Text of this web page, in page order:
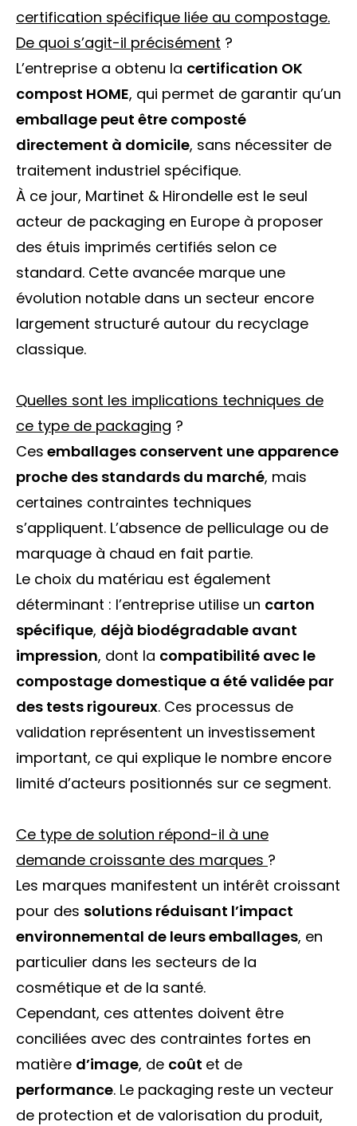
certification spécifique liée au compostage.
De quoi s’agit-il précisément ?
L’entreprise a obtenu la certification OK
compost HOME, qui permet de garantir qu’un
emballage peut être composté
directement à domicile, sans nécessiter de
traitement industriel spécifique.
À ce jour, Martinet & Hirondelle est le seul
acteur de packaging en Europe à proposer
des étuis imprimés certifiés selon ce
standard. Cette avancée marque une
évolution notable dans un secteur encore
largement structuré autour du recyclage
classique.
Quelles sont les implications techniques de
ce type de packaging ?
Ces emballages conservent une apparence
proche des standards du marché, mais
certaines contraintes techniques
s’appliquent. L’absence de pelliculage ou de
marquage à chaud en fait partie.
Le choix du matériau est également
déterminant : l’entreprise utilise un carton
spécifique, déjà biodégradable avant
impression, dont la compatibilité avec le
compostage domestique a été validée par
des tests rigoureux. Ces processus de
validation représentent un investissement
important, ce qui explique le nombre encore
limité d’acteurs positionnés sur ce segment.
Ce type de solution répond-il à une
demande croissante des marques ?
Les marques manifestent un intérêt croissant
pour des solutions réduisant l’impact
environnemental de leurs emballages, en
particulier dans les secteurs de la
cosmétique et de la santé.
Cependant, ces attentes doivent être
conciliées avec des contraintes fortes en
matière d’image, de coût et de
performance. Le packaging reste un vecteur
de protection et de valorisation du produit,